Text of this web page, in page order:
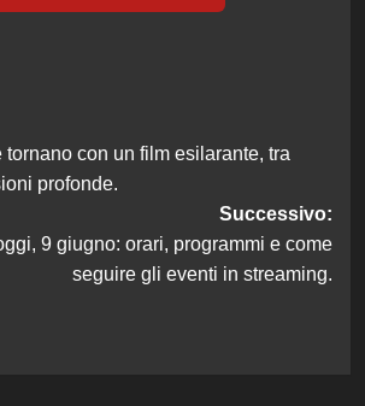
tornano con un film esilarante, tra
profonde.
Successivo:
9 giugno: orari, programmi e come
seguire gli eventi in streaming.